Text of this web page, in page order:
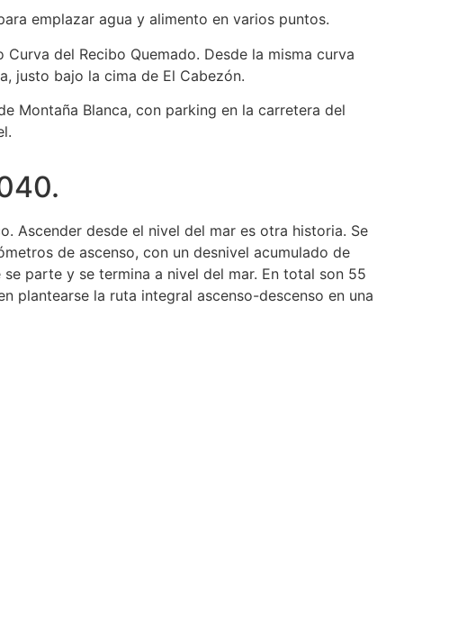
emplazar agua y alimento en varios puntos.
del Recibo Quemado. Desde la misma curva
justo bajo la cima de El Cabezón.
Montaña Blanca, con parking en la carretera del
Ascender desde el nivel del mar es otra historia. Se
de ascenso, con un desnivel acumulado de
parte y se termina a nivel del mar. En total son 55
plantearse la ruta integral ascenso-descenso en una